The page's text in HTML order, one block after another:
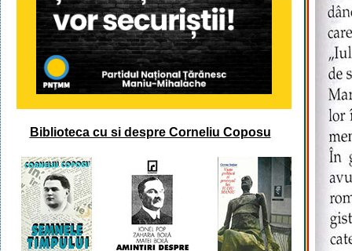
Biblioteca cu si despre Corneliu Coposu